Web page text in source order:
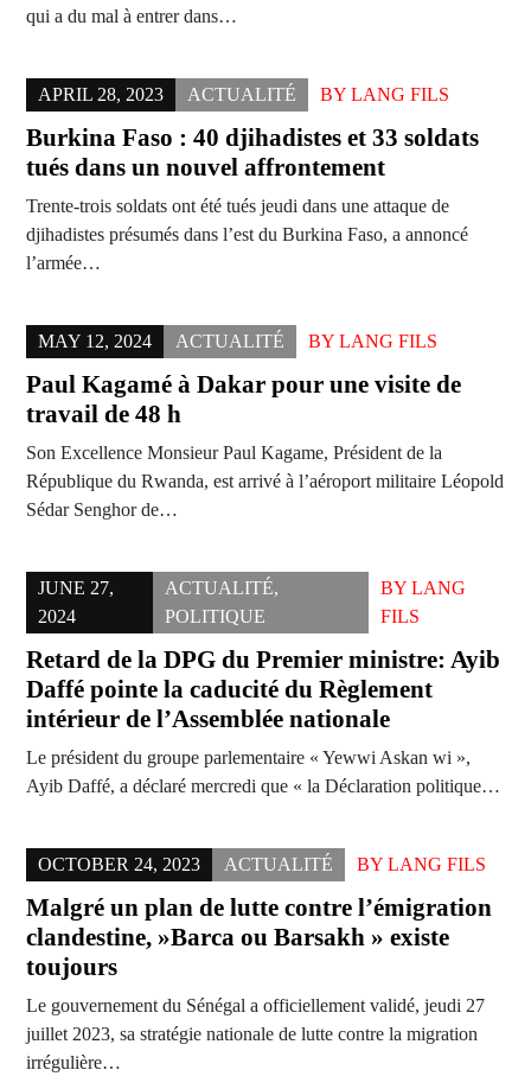
qui a du mal à entrer dans…
APRIL 28, 2023 ACTUALITÉ BY LANG FILS
Burkina Faso : 40 djihadistes et 33 soldats
tués dans un nouvel affrontement
Trente-trois soldats ont été tués jeudi dans une attaque de
djihadistes présumés dans l’est du Burkina Faso, a annoncé
l’armée…
MAY 12, 2024 ACTUALITÉ BY LANG FILS
Paul Kagamé à Dakar pour une visite de
travail de 48 h
Son Excellence Monsieur Paul Kagame, Président de la
République du Rwanda, est arrivé à l’aéroport militaire Léopold
Sédar Senghor de…
JUNE 27,
2024
ACTUALITÉ,
POLITIQUE
BY LANG
FILS
Retard de la DPG du Premier ministre: Ayib
Daffé pointe la caducité du Règlement
intérieur de l’Assemblée nationale
Le président du groupe parlementaire « Yewwi Askan wi »,
Ayib Daffé, a déclaré mercredi que « la Déclaration politique…
OCTOBER 24, 2023 ACTUALITÉ BY LANG FILS
Malgré un plan de lutte contre l’émigration
clandestine, »Barca ou Barsakh » existe
toujours
Le gouvernement du Sénégal a officiellement validé, jeudi 27
juillet 2023, sa stratégie nationale de lutte contre la migration
irrégulière…